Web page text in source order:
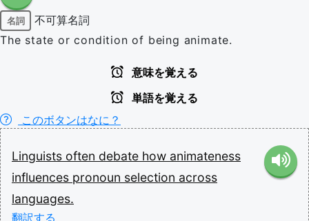
名詞
不可算名詞
The state or condition of being animate.
意味を覚える
単語を覚える
このボタンはなに？
Linguists often debate how animateness
influences pronoun selection across
languages.
翻訳する